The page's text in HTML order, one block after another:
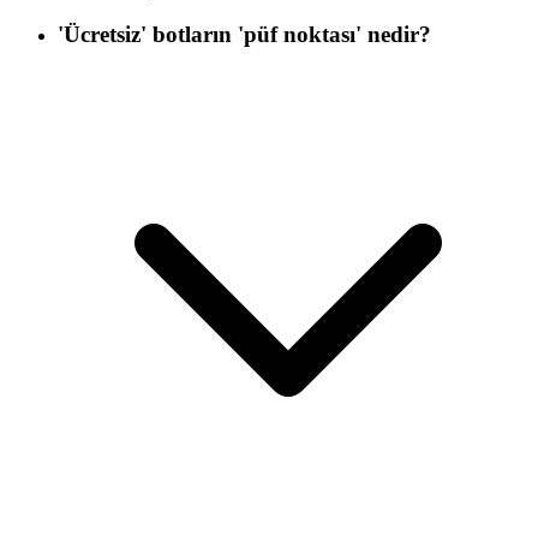
'Ücretsiz' botların 'püf noktası' nedir?